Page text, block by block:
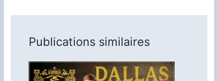
Publications similaires